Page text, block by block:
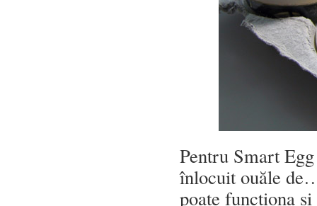
Pentru Smart
înlocuit ouăle
poate funcționa